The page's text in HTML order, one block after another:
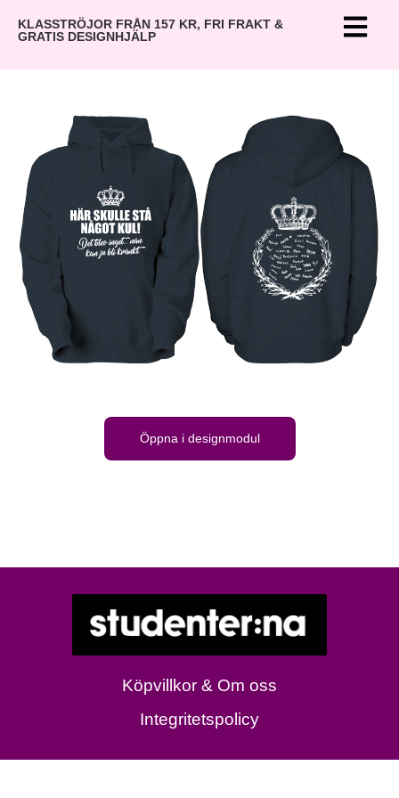
KLASSTRÖJOR FRÅN 157 KR, FRI FRAKT &
GRATIS DESIGNHJÄLP
Öppna i designmodul
Köpvillkor & Om oss
Integritetspolicy